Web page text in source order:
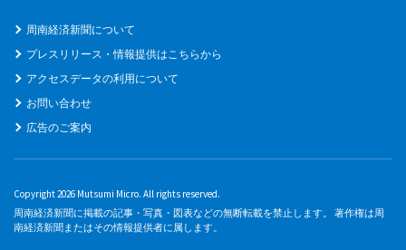
周南経済新聞について
プレスリリース・情報提供はこちらから
アクセスデータの利用について
お問い合わせ
広告のご案内
Copyright 2026 Mutsumi Micro. All rights reserved.
周南経済新聞に掲載の記事・写真・図表などの無断転載を禁止します。 著作権は周
南経済新聞またはその情報提供者に属します。